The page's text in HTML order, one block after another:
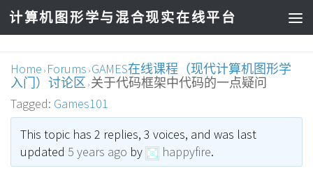
计算机图形学与混合现实在线平台
Home › Forums › GAMES在线课程（现代计算机图形学
入门）讨论区 › 关于代码框架中代码的一点疑问
Tagged: Games101
This topic has 2 replies, 3 voices, and was last
updated 5 years ago by happyfire.